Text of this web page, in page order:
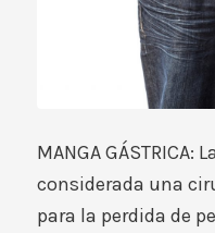
MANGA
considerada una
para la perdida de